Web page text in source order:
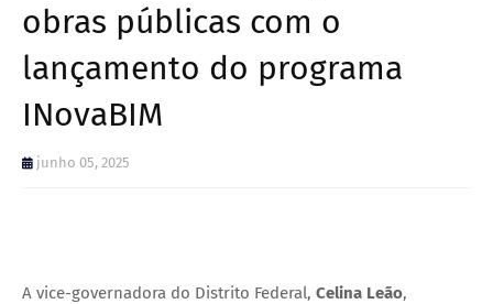
obras públicas com o
lançamento do programa
INovaBIM
junho 05, 2025
A vice-governadora do Distrito Federal, Celina Leão,